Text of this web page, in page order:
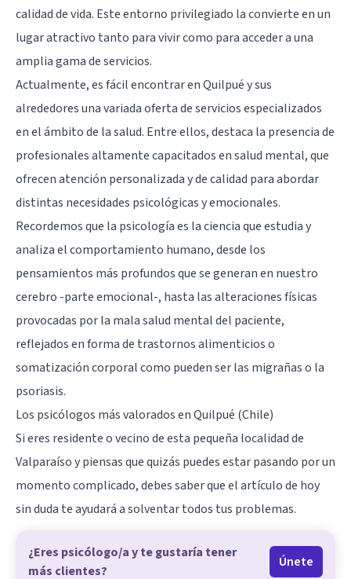
calidad de vida. Este entorno privilegiado la convierte en un
lugar atractivo tanto para vivir como para acceder a una
amplia gama de servicios.
Actualmente, es fácil encontrar en Quilpué y sus
alrededores una variada oferta de servicios especializados
en el ámbito de la salud. Entre ellos, destaca la presencia de
profesionales altamente capacitados en salud mental, que
ofrecen atención personalizada y de calidad para abordar
distintas necesidades psicológicas y emocionales.
Recordemos que la psicología es la ciencia que estudia y
analiza el comportamiento humano, desde los
pensamientos más profundos que se generan en nuestro
cerebro -parte emocional-, hasta las alteraciones físicas
provocadas por la mala salud mental del paciente,
reflejados en forma de trastornos alimenticios o
somatización corporal como pueden ser las migrañas o la
psoriasis.
Los psicólogos más valorados en Quilpué (Chile)
Si eres residente o vecino de esta pequeña localidad de
Valparaísoy piensas que quizás puedes estar pasando por un
momento complicado, debes saber que el artículo de hoy
sin duda te ayudará a solventar todos tus problemas.
¿Eres psicólogo/a y te gustaría tener
más clientes?
Únete